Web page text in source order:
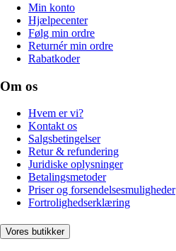
Min konto
Hjælpecenter
Følg min ordre
Returnér min ordre
Rabatkoder
Om os
Hvem er vi?
Kontakt os
Salgsbetingelser
Retur & refundering
Juridiske oplysninger
Betalingsmetoder
Priser og forsendelsesmuligheder
Fortrolighedserklæring
Vores butikker